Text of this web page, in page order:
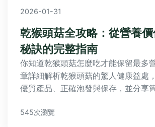
2026-01-31
乾猴頭菇全攻略：從營養
秘訣的完整指南
你知道乾猴頭菇怎麼吃才能保留最多
章詳細解析乾猴頭菇的驚人健康益處
優質產品、正確泡發與保存，並分享
好處。
545次瀏覽